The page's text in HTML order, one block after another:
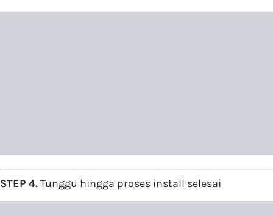
STEP 4.Tunggu hingga proses install selesai